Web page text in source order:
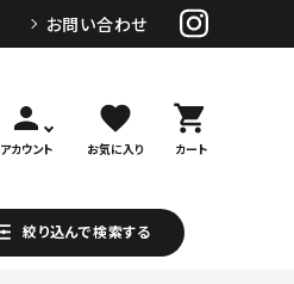
お問い合わせ
person
アカウント
favorite
お気に入り
shopping_cart
カート
絞り込んで検索する